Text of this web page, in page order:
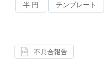
半 円 テンプレート
不具合報告